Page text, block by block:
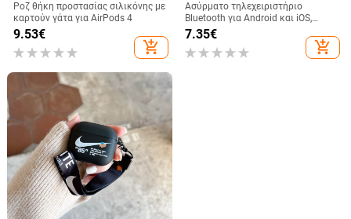
Ροζ θήκη προστασίας σιλικόνης με
καρτούν γάτα για AirPods 4
9.53€
add_shopping_cart
Ασύρματο τηλεχειριστήριο
Bluetooth για Android και iOS,
συμβατό με selfies και
βιντεοσκόπήσεις, μοντέλο 6-key
tremolo, Vernon, ABS υλικό, βάρος
7.35€
add_shopping_cart